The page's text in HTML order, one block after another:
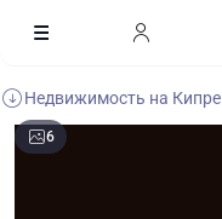
Недвижимость на Кипре
6